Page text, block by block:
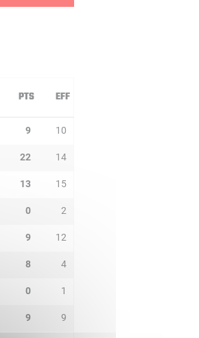
PTS EFF
9 10
22 14
13 15
0 2
9 12
8 4
0 1
9 9